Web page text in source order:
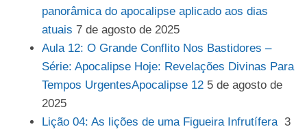
panorâmica do apocalipse aplicado aos dias
atuais 7 de agosto de 2025
Aula 12: O Grande Conflito Nos Bastidores –
Série: Apocalipse Hoje: Revelações Divinas Para
Tempos UrgentesApocalipse 12 5 de agosto de
2025
Lição 04: As lições de uma Figueira Infrutífera 3